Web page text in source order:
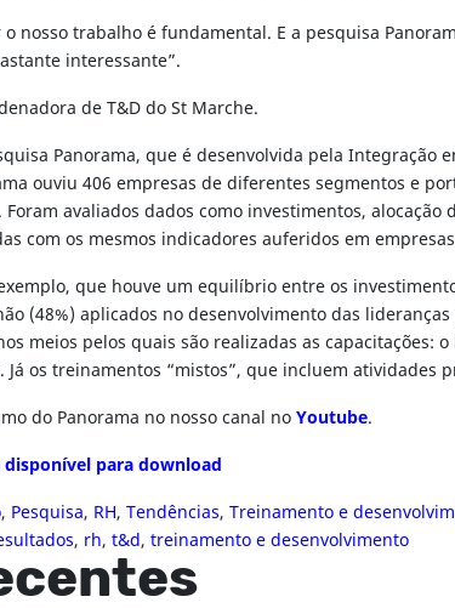
nosso trabalho é fundamental. E a pesquisa
interessante”.
de T&D do St Marche.
Panorama, que é desenvolvida pela Integração
ouviu 406 empresas de diferentes segmentos e
Foram avaliados dados como investimentos,
com os mesmos indicadores auferidos em
que houve um equilíbrio entre os
(48%) aplicados no desenvolvimento das
meios pelos quais são realizadas as capacitações:
os treinamentos “mistos”, que incluem
do Panorama no nosso canal noYoutube.
para download
, Pesquisa, RH, Tendências, Treinamento e
, rh, t&d, treinamento e desenvolvimento